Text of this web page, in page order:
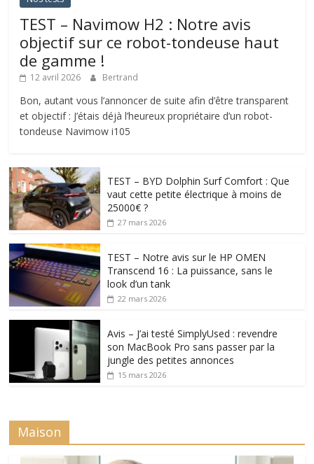
TEST – Navimow H2 : Notre avis
objectif sur ce robot-tondeuse haut
de gamme !
12 avril 2026 Bertrand
Bon, autant vous l’annoncer de suite afin d’être transparent
et objectif : J’étais déjà l’heureux propriétaire d’un robot-
tondeuse Navimow i105
TEST – BYD Dolphin Surf Comfort : Que
vaut cette petite électrique à moins de
25000€ ?
27 mars 2026
TEST – Notre avis sur le HP OMEN
Transcend 16 : La puissance, sans le
look d’un tank
22 mars 2026
Avis – J’ai testé SimplyUsed : revendre
son MacBook Pro sans passer par la
jungle des petites annonces
15 mars 2026
Maison